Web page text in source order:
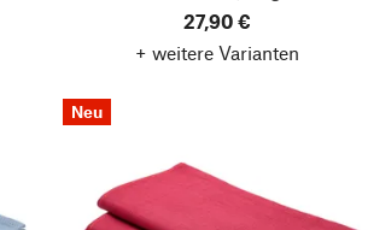
27,90 €
+ weitere Varianten
Neu